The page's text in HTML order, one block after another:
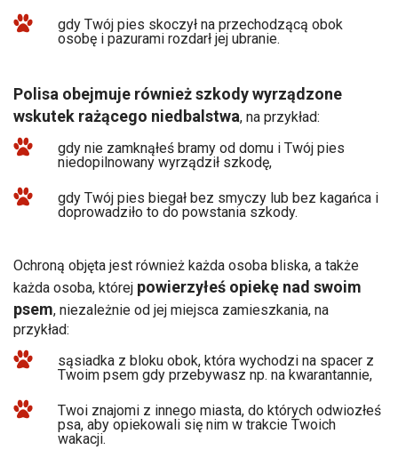
gdy Twój pies skoczył na przechodzącą obok
osobę i pazurami rozdarł jej ubranie.
Polisa obejmuje również szkody wyrządzone
wskutek rażącego niedbalstwa, na przykład:
gdy nie zamknąłeś bramy od domu i Twój pies
niedopilnowany wyrządził szkodę,
gdy Twój pies biegał bez smyczy lub bez kagańca i
doprowadziło to do powstania szkody.
Ochroną objęta jest również każda osoba bliska, a także
każda osoba, której powierzyłeś opiekę nad swoim
psem, niezależnie od jej miejsca zamieszkania, na
przykład:
sąsiadka z bloku obok, która wychodzi na spacer z
Twoim psem gdy przebywasz np. na kwarantannie,
Twoi znajomi z innego miasta, do których odwiozłeś
psa, aby opiekowali się nim w trakcie Twoich
wakacji.